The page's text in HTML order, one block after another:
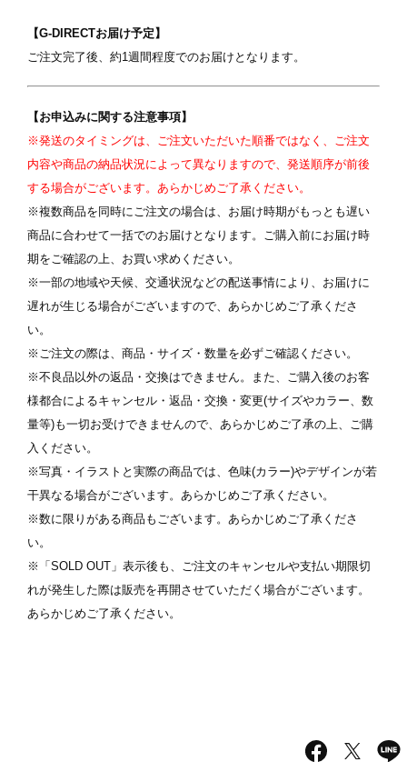
【G-DIRECTお届け予定】
ご注文完了後、約1週間程度でのお届けとなります。
【お申込みに関する注意事項】
※発送のタイミングは、ご注文いただいた順番ではなく、ご注文
内容や商品の納品状況によって異なりますので、発送順序が前後
する場合がございます。あらかじめご了承ください。
※複数商品を同時にご注文の場合は、お届け時期がもっとも遅い
商品に合わせて一括でのお届けとなります。ご購入前にお届け時
期をご確認の上、お買い求めください。
※一部の地域や天候、交通状況などの配送事情により、お届けに
遅れが生じる場合がございますので、あらかじめご了承くださ
い。
※ご注文の際は、商品・サイズ・数量を必ずご確認ください。
※不良品以外の返品・交換はできません。また、ご購入後のお客
様都合によるキャンセル・返品・交換・変更(サイズやカラー、数
量等)も一切お受けできませんので、あらかじめご了承の上、ご購
入ください。
※写真・イラストと実際の商品では、色味(カラー)やデザインが若
干異なる場合がございます。あらかじめご了承ください。
※数に限りがある商品もございます。あらかじめご了承くださ
い。
※「SOLD OUT」表示後も、ご注文のキャンセルや支払い期限切
れが発生した際は販売を再開させていただく場合がございます。
あらかじめご了承ください。
表紙
写真を選択